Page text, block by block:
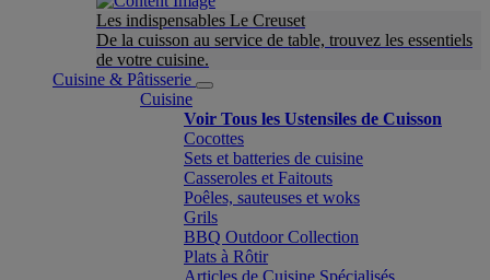
Les indispensables Le Creuset
De la cuisson au service de table, trouvez les essentiels
de votre cuisine.
Cuisine & Pâtisserie
Cuisine
Voir Tous les Ustensiles de Cuisson
Cocottes
Sets et batteries de cuisine
Casseroles et Faitouts
Poêles, sauteuses et woks
Grils
BBQ Outdoor Collection
Plats à Rôtir
Articles de Cuisine Spécialisés